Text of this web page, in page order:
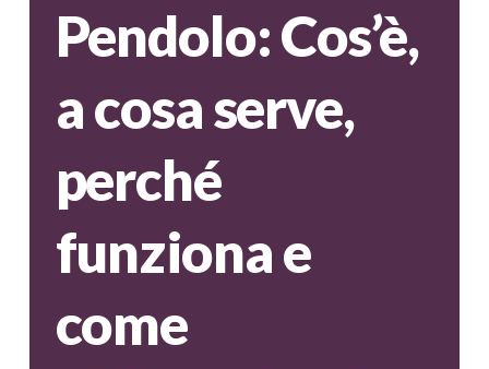
Pendolo: Cos’è,
a cosa serve,
perché
funziona e
come